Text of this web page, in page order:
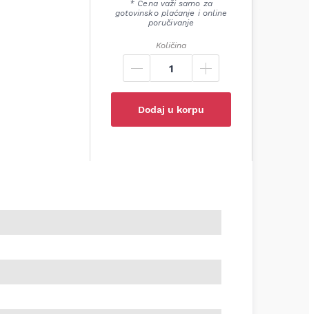
* Cena važi samo za
gotovinsko plaćanje i online
poručivanje
Količina
Dodaj u korpu